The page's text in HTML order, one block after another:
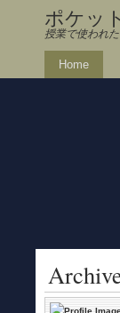
ポケッ
授業で使われ
Home